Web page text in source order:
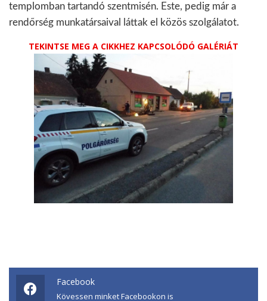
templomban tartandó szentmisén. Este, pedig már a
rendőrség munkatársaival láttak el közös szolgálatot.
TEKINTSE MEG A CIKKHEZ KAPCSOLÓDÓ GALÉRIÁT
Facebook
Kövessen minket Facebookon is